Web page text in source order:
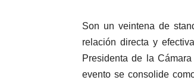
Son un veintena de
relación directa y
Presidenta de la
evento se consolide